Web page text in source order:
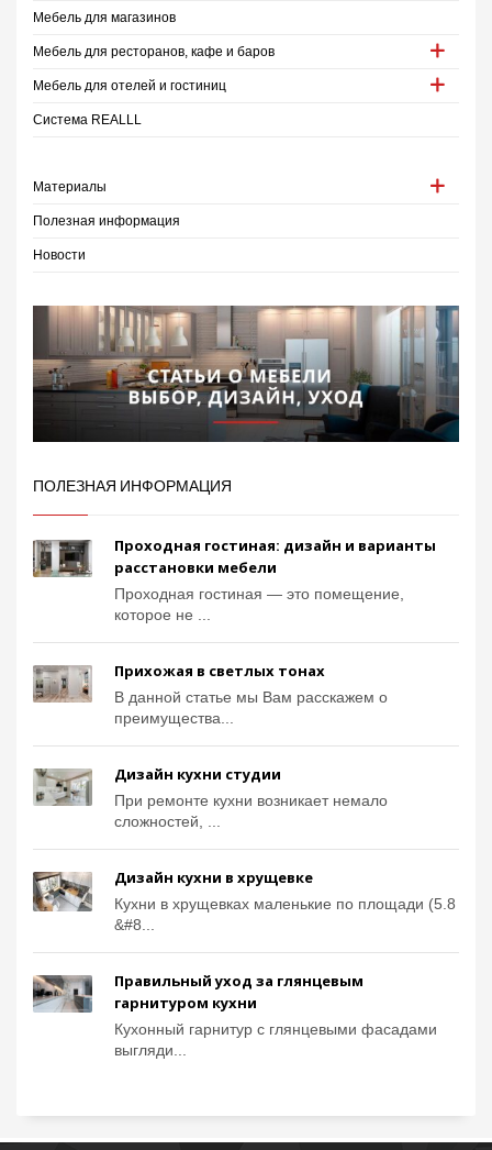
Мебель для магазинов
Мебель для ресторанов, кафе и баров
Мебель для отелей и гостиниц
Система REALLL
Материалы
Полезная информация
Новости
ПОЛЕЗНАЯ ИНФОРМАЦИЯ
Проходная гостиная: дизайн и варианты
расстановки мебели
Проходная гостиная — это помещение,
которое не ...
Прихожая в светлых тонах
В данной статье мы Вам расскажем о
преимущества...
Дизайн кухни студии
При ремонте кухни возникает немало
сложностей, ...
Дизайн кухни в хрущевке
Кухни в хрущевках маленькие по площади (5.8
&#8...
Правильный уход за глянцевым
гарнитуром кухни
Кухонный гарнитур с глянцевыми фасадами
выгляди...